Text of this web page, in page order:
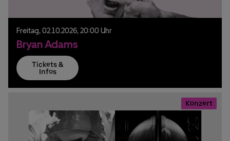
Freitag, 02.10.2026, 20:00 Uhr
Bryan Adams
Tickets &
Infos
Konzert